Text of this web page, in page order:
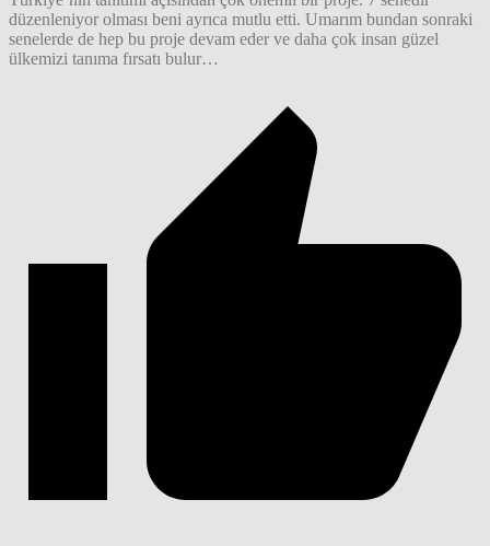
düzenleniyor olması beni ayrıca mutlu etti. Umarım bundan sonraki
senelerde de hep bu proje devam eder ve daha çok insan güzel
ülkemizi tanıma fırsatı bulur…